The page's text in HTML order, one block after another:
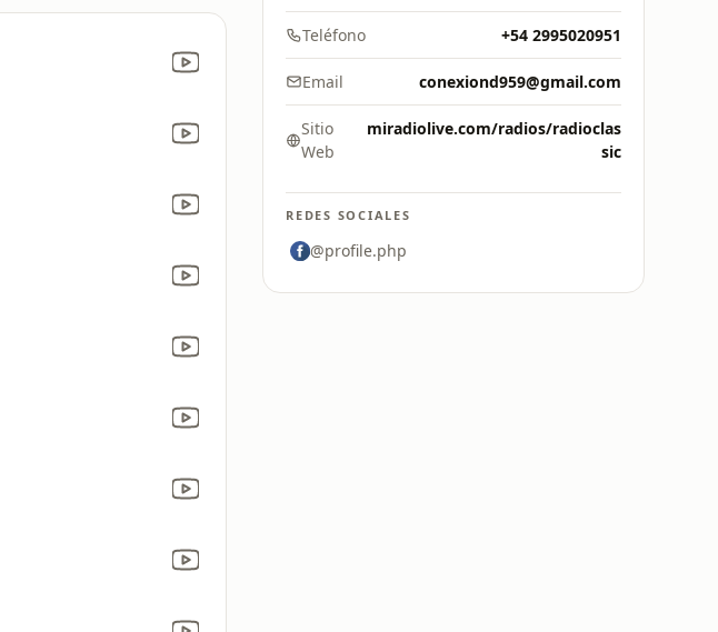
Teléfono +54 2995020951
Email conexiond959@gmail.com
Sitio
Web
miradiolive.com/radios/radioclas
sic
REDES SOCIALES
@profile.php